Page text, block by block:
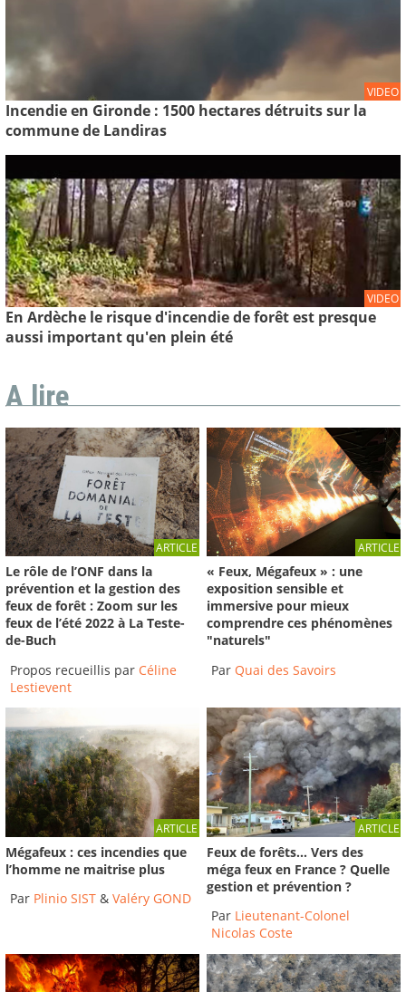
VIDEO
Incendie en Gironde : 1500 hectares détruits sur la
commune de Landiras
VIDEO
En Ardèche le risque d'incendie de forêt est presque
aussi important qu'en plein été
A lire
ARTICLE
Le rôle de l’ONF dans la
prévention et la gestion des
feux de forêt : Zoom sur les
feux de l’été 2022 à La Teste-
de-Buch
Propos recueillis par Céline
Lestievent
ARTICLE
« Feux, Mégafeux » : une
exposition sensible et
immersive pour mieux
comprendre ces phénomènes
"naturels"
Par Quai des Savoirs
ARTICLE
Mégafeux : ces incendies que
l’homme ne maitrise plus
Par Plinio SIST & Valéry GOND
ARTICLE
Feux de forêts… Vers des
méga feux en France ? Quelle
gestion et prévention ?
Par Lieutenant-Colonel
Nicolas Coste